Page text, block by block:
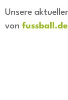
Unsere
von fussball.de